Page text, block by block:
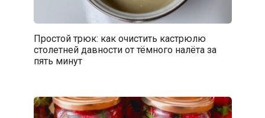
Простой трюк: как очистить кастрюлю
столетней давности от тёмного налёта за
пять минут